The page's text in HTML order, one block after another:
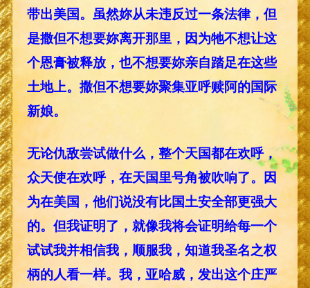
带出美国。虽然妳从未违反过一条法律，但
是撒但不想要妳离开那里，因为牠不想让这
个恩膏被释放，也不想要妳亲自踏足在这些
土地上。撒但不想要妳聚集亚呼赎阿的国际
新娘。
无论仇敌尝试做什么，整个天国都在欢呼，
众天使在欢呼，在天国里号角被吹响了。因
为在美国，他们说没有比国土安全部更强大
的。但我证明了，就像我将会证明给每一个
试试我并相信我，顺服我，知道我圣名之权
柄的人看一样。我，亚哈威，发出这个庄严